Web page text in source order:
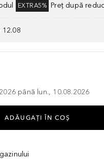
EXTRA5% Preț după
până lun., 10.08.2026
ADĂUGAȚI ÎN COŞ